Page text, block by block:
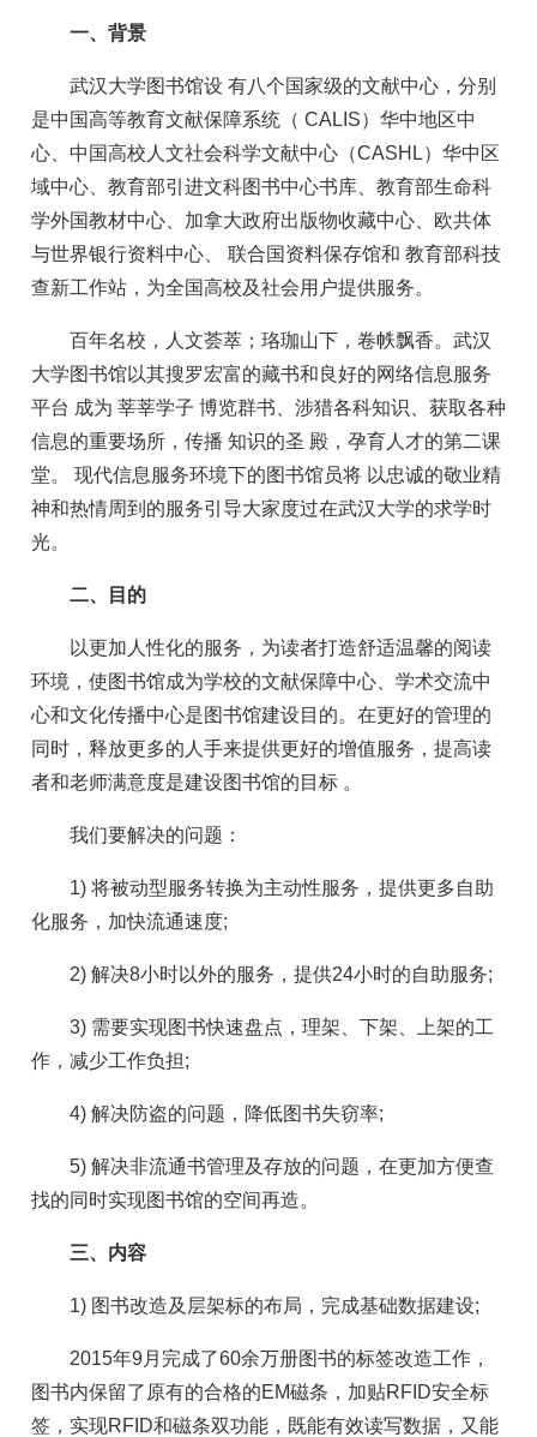
一、背景
武汉大学图书馆设 有八个国家级的文献中心，分别
是中国高等教育文献保障系统（ CALIS）华中地区中
心、中国高校人文社会科学文献中心（CASHL）华中区
域中心、教育部引进文科图书中心书库、教育部生命科
学外国教材中心、加拿大政府出版物收藏中心、欧共体
与世界银行资料中心、 联合国资料保存馆和 教育部科技
查新工作站，为全国高校及社会用户提供服务。
百年名校，人文荟萃；珞珈山下，卷帙飘香。武汉
大学图书馆以其搜罗宏富的藏书和良好的网络信息服务
平台 成为 莘莘学子 博览群书、涉猎各科知识、获取各种
信息的重要场所，传播 知识的圣 殿，孕育人才的第二课
堂。 现代信息服务环境下的图书馆员将 以忠诚的敬业精
神和热情周到的服务引导大家度过在武汉大学的求学时
光。
二、目的
以更加人性化的服务，为读者打造舒适温馨的阅读
环境，使图书馆成为学校的文献保障中心、学术交流中
心和文化传播中心是图书馆建设目的。在更好的管理的
同时，释放更多的人手来提供更好的增值服务，提高读
者和老师满意度是建设图书馆的目标 。
我们要解决的问题：
1) 将被动型服务转换为主动性服务，提供更多自助
化服务，加快流通速度;
2) 解决8小时以外的服务，提供24小时的自助服务;
3) 需要实现图书快速盘点，理架、下架、上架的工
作，减少工作负担;
4) 解决防盗的问题，降低图书失窃率;
5) 解决非流通书管理及存放的问题，在更加方便查
找的同时实现图书馆的空间再造。
三、内容
1) 图书改造及层架标的布局，完成基础数据建设;
2015年9月完成了60余万册图书的标签改造工作，
图书内保留了原有的合格的EM磁条，加贴RFID安全标
签，实现RFID和磁条双功能，既能有效读写数据，又能